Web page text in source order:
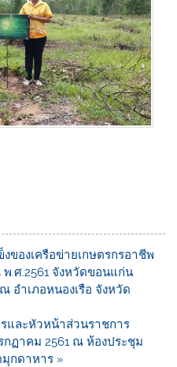
ของเครือข่ายเกษตรกรอาชีพ
.ศ.2561 จังหวัดขอนแก่น
อำเภอหนองเรือ จังหวัด
และหัวหน้าส่วนราชการ
กฏาคม 2561 ณ ห้องประชุม
กดาหาร »